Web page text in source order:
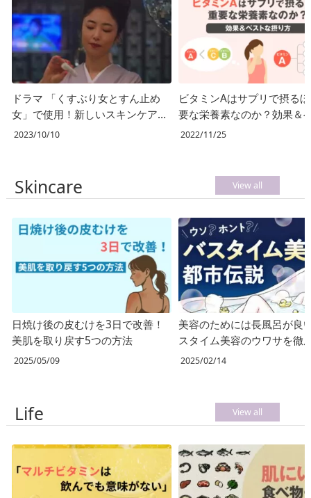
ドラマ 「くすぶり女とすん止め
女」で使用！新しいスキンケアは
ビタミンC？
2023/10/10
ビタミンAはサプリで摂る
要な栄養素なのか？効果＆
な摂り方
2022/11/25
View all
Skincare
日焼け後の皮むけを3日で改善！
美肌を取り戻す5つの方法
2025/05/09
美容のためには長風呂が良
スタイム美容のウワサを徹
査！
2025/02/14
View all
Life